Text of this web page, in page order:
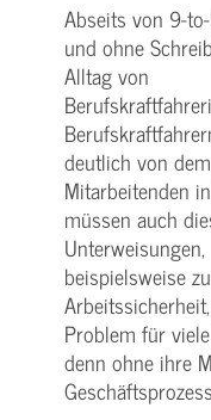
Abseits von 9-
und ohne
Alltag von
deutlich von
Mitarbeitenden
müssen auch
Unterweisungen,
beispielsweise
Problem für
denn ohne ihre